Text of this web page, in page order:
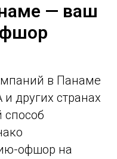
— ваш
в Панаме
других странах
способ
офшор на